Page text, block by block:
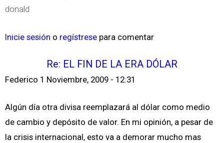
donald
Inicie sesión o regístrese para comentar
Re: EL FIN DE LA ERA DÓLAR
Federico 1 Noviembre, 2009 - 12:31
Algún día otra divisa reemplazará al dólar como medio
de cambio y depósito de valor. En mi opinión, a pesar de
la crisis internacional, esto va a demorar mucho mas